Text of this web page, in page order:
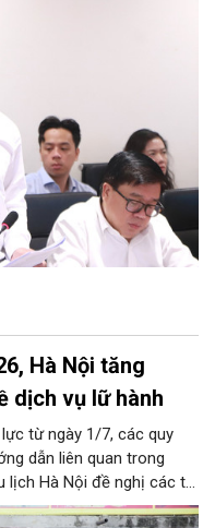
Hà Nội tăng
dịch vụ lữ hành
từ ngày 1/7, các quy
dẫn liên quan trong
lịch Hà Nội đề nghị các tổ
dịch vụ lữ hành trên địa